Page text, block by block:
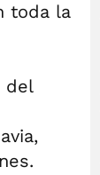
toda la
del